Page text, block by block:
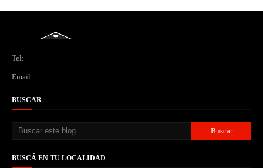
Tel:
Email:
BUSCAR
BUSCÁ EN TU LOCALIDAD